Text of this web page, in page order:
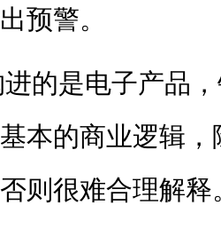
预警。
进的是电子产品
本的商业逻辑
则很难合理解释